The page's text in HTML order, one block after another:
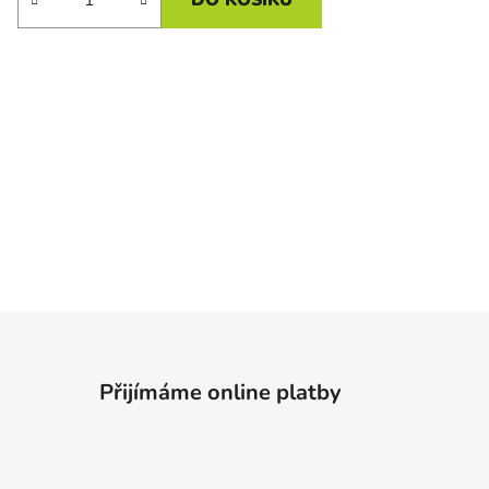
Přijímáme online platby